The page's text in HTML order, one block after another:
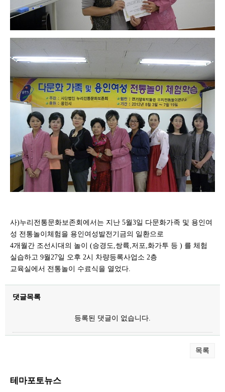
사)누리전통문화보존회에서는 지난 5월3일 다문화가족 및 용인여
성 전통놀이체험을 용인여성발전기금의 일환으로
4개월간 조선시대의 놀이 (승경도,쌍륙,저포,화가투 등 ) 를 체험
실습하고 9월27일 오후 2시 차량등록사업소 2층
교육실에서 전통놀이 수료식을 열었다.
댓글목록
등록된 댓글이 없습니다.
목록
테마포토뉴스